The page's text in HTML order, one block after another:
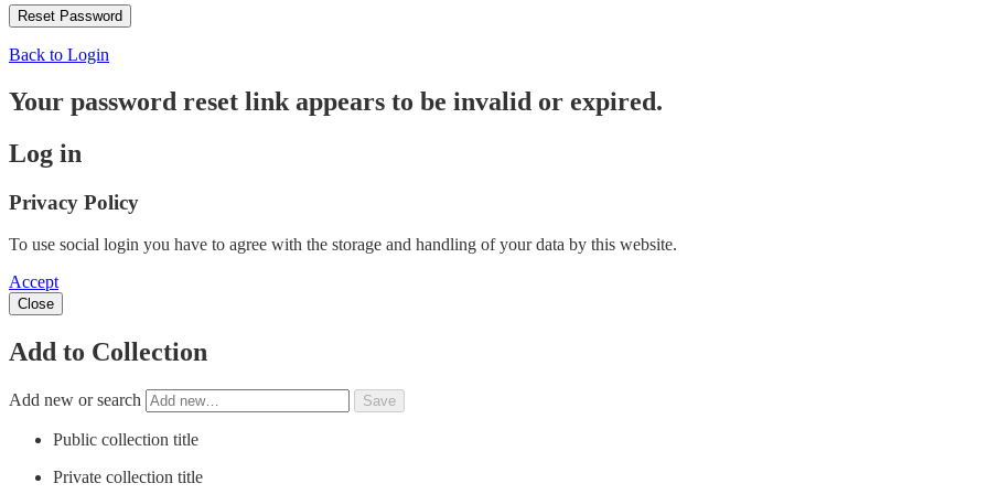
Back to Login
Your password reset link appears to be invalid or expired.
Log in
Privacy Policy
To use social login you have to agree with the storage and handling of your data by this website.
Accept
Close
Add to Collection
Add new or search
Public collection title
Private collection title